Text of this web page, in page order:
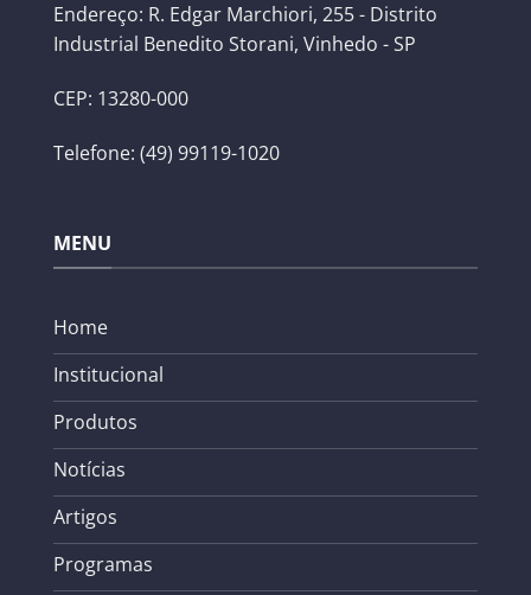
Endereço: R. Edgar Marchiori, 255 - Distrito
Industrial Benedito Storani, Vinhedo - SP
CEP: 13280-000
Telefone: (49) 99119-1020
MENU
Home
Institucional
Produtos
Notícias
Artigos
Programas